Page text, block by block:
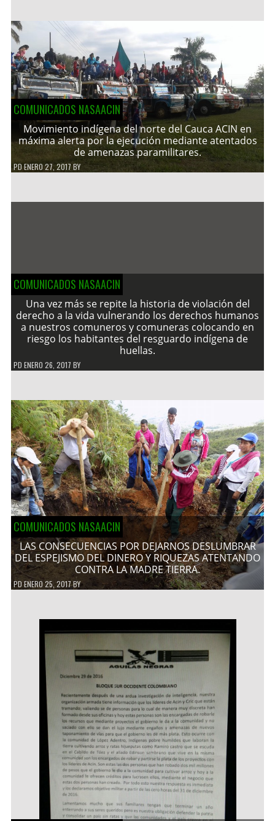
COMUNICADOS NASAACIN
Movimiento indígena del norte del Cauca ACIN en
máxima alerta por la ejecución mediante atentados
de amenazas paramilitares.
PDENERO 27, 2017 BY
COMUNICADOS NASAACIN
Una vez más se repite la historia de violación del
derecho a la vida vulnerando los derechos humanos
a nuestros comuneros y comuneras colocando en
riesgo los habitantes del resguardo indígena de
huellas.
PD ENERO 26, 2017 BY
COMUNICADOS NASAACIN
LAS CONSECUENCIAS POR DEJARNOS DESLUMBRAR
DEL ESPEJISMO DEL DINERO Y RIQUEZAS ATENTANDO
CONTRA LA MADRE TIERRA.
PDENERO 25, 2017BY